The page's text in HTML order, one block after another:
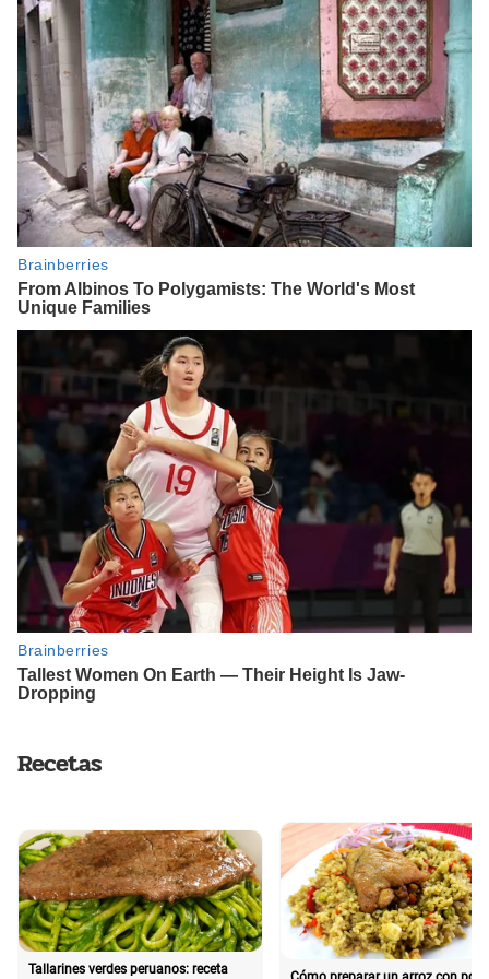
Recetas
Tallarines verdes peruanos: receta